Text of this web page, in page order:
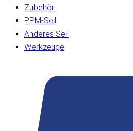
Zubehör
PPM-Seil
Anderes Seil
Werkzeuge